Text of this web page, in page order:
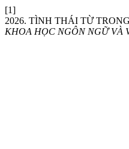
[1]
2026. TÌNH THÁI TỪ
KHOA HỌC NGÔN NGỮ VÀ